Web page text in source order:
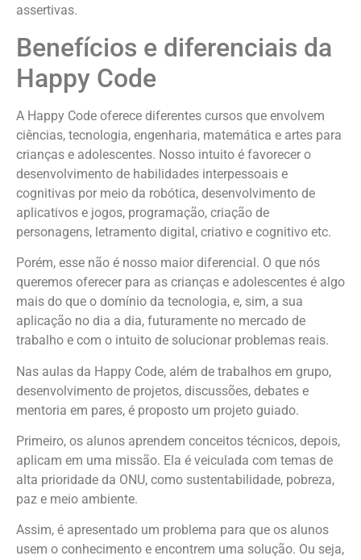
assertivas.
Benefícios e diferenciais da
Happy Code
A Happy Code oferece diferentes cursos que envolvem
ciências, tecnologia, engenharia, matemática e artes para
crianças e adolescentes. Nosso intuito é favorecer o
desenvolvimento de habilidades interpessoais e
cognitivas por meio da robótica, desenvolvimento de
aplicativos e jogos, programação, criação de
personagens, letramento digital, criativo e cognitivo etc.
Porém, esse não é nosso maior diferencial. O que nós
queremos oferecer para as crianças e adolescentes é algo
mais do que o domínio da tecnologia, e, sim, a sua
aplicação no dia a dia, futuramente no mercado de
trabalho e com o intuito de solucionar problemas reais.
Nas aulas da Happy Code, além de trabalhos em grupo,
desenvolvimento de projetos, discussões, debates e
mentoria em pares, é proposto um projeto guiado.
Primeiro, os alunos aprendem conceitos técnicos, depois,
aplicam em uma missão. Ela é veiculada com temas de
alta prioridade da ONU, como sustentabilidade, pobreza,
paz e meio ambiente.
Assim, é apresentado um problema para que os alunos
usem o conhecimento e encontrem uma solução. Ou seja,